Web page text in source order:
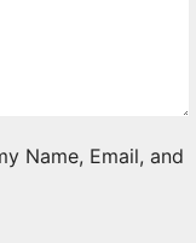
Name, Email, and